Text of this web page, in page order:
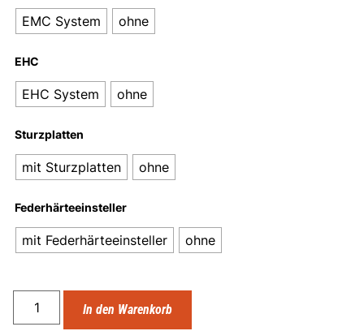
EMC System ohne
EHC
EHC System ohne
Sturzplatten
mit Sturzplatten ohne
Federhärteeinsteller
mit Federhärteeinsteller ohne
In den Warenkorb